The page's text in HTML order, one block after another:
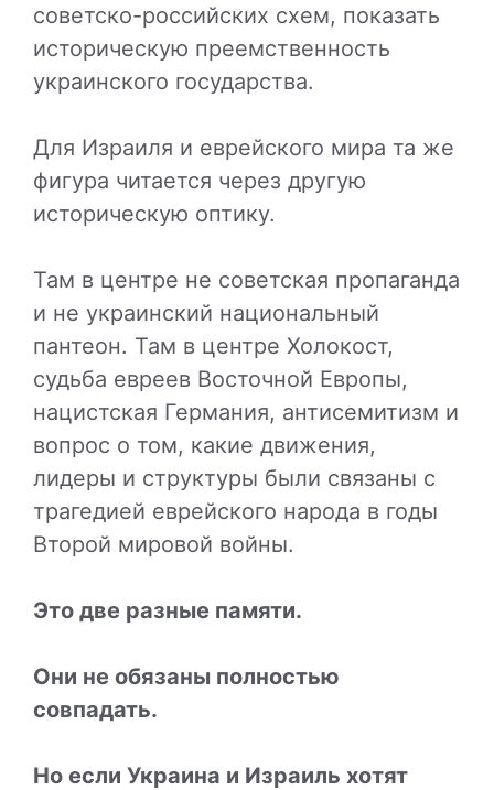
советско-российских схем, показать
историческую преемственность
украинского государства.
Для Израиля и еврейского мира та же
фигура читается через другую
историческую оптику.
Там в центре не советская пропаганда
и не украинский национальный
пантеон. Там в центре Холокост,
судьба евреев Восточной Европы,
нацистская Германия, антисемитизм и
вопрос о том, какие движения,
лидеры и структуры были связаны с
трагедией еврейского народа в годы
Второй мировой войны.
Это две разные памяти.
Они не обязаны полностью
совпадать.
Но если Украина и Израиль хотят